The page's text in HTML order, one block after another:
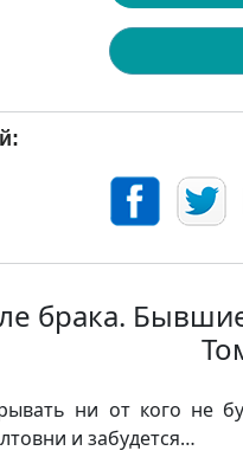
брака.
ни от кого не
и забудется…